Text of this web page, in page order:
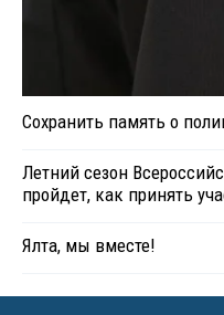
Сохранить память о
Летний сезон
пройдет, как принять
Ялта, мы вместе!